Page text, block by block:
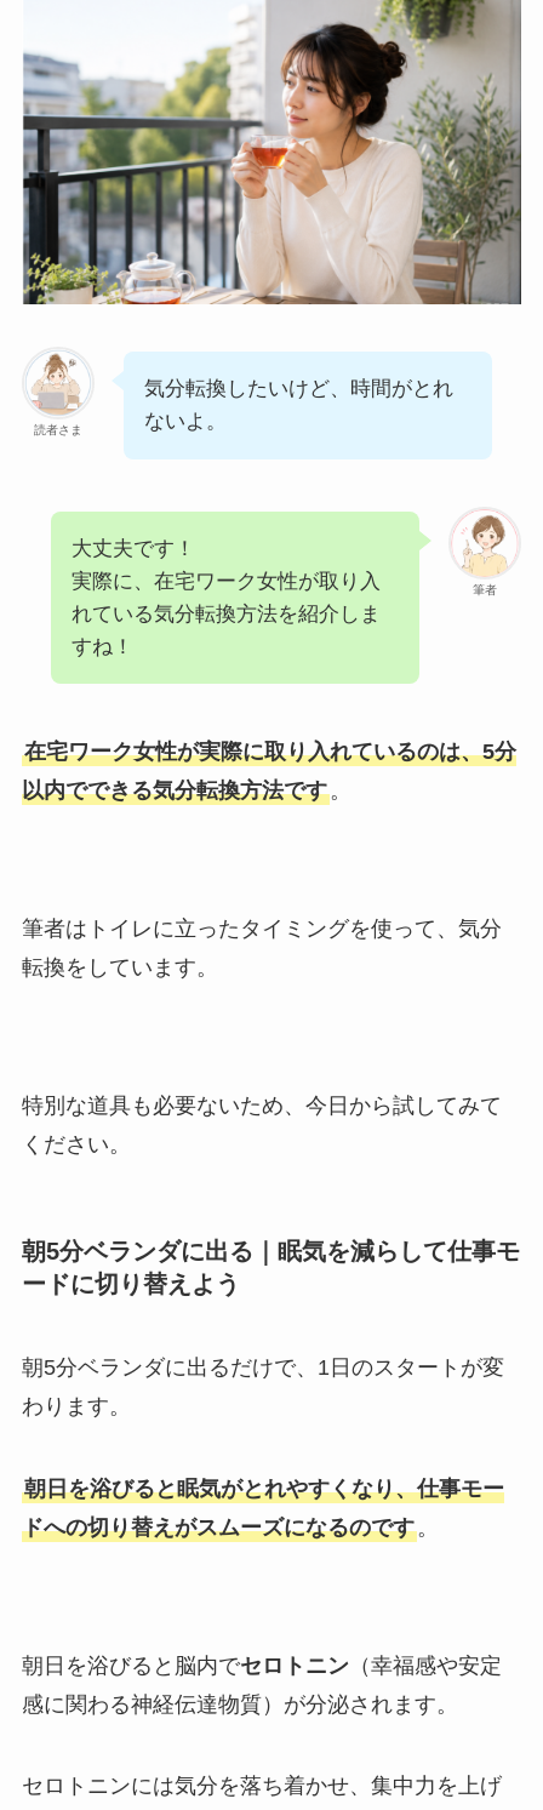
読者さま
気分転換したいけど、時間がとれ
ないよ。
筆者
大丈夫です！
実際に、在宅ワーク女性が取り入
れている気分転換方法を紹介しま
すね！
在宅ワーク女性が実際に取り入れているのは、5分
以内でできる気分転換方法です。
筆者はトイレに立ったタイミングを使って、気分
転換をしています。
特別な道具も必要ないため、今日から試してみて
ください。
朝5分ベランダに出る｜眠気を減らして仕事モ
ードに切り替えよう
朝5分ベランダに出るだけで、1日のスタートが変
わります。
朝日を浴びると眠気がとれやすくなり、仕事モー
ドへの切り替えがスムーズになるのです。
朝日を浴びると脳内でセロトニン（幸福感や安定
感に関わる神経伝達物質）が分泌されます。
セロトニンには気分を落ち着かせ、集中力を上げ